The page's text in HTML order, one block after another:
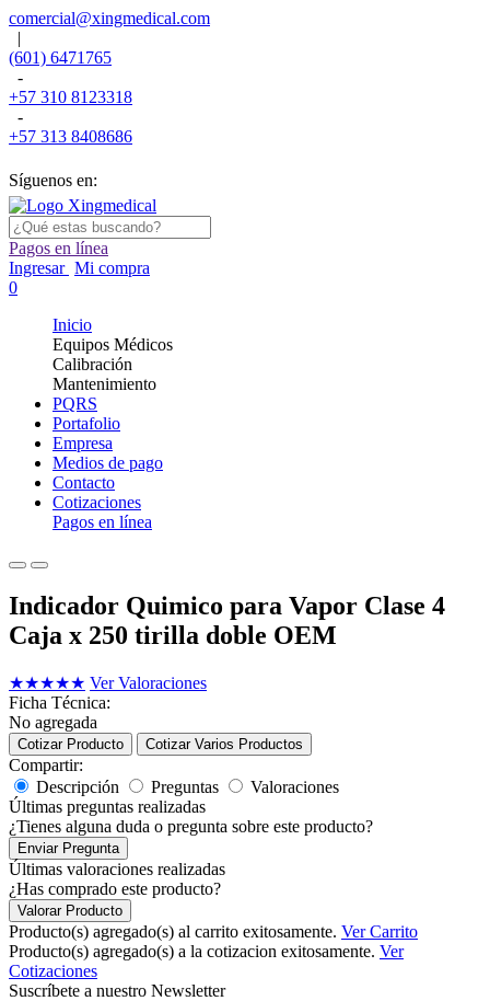
comercial@xingmedical.com
|
(601) 6471765
-
+57 310 8123318
-
+57 313 8408686
Síguenos en:
Pagos en línea
Ingresar Mi compra
0
Inicio
Equipos Médicos
Calibración
Mantenimiento
PQRS
Portafolio
Empresa
Medios de pago
Contacto
Cotizaciones
Pagos en línea
Indicador Quimico para Vapor Clase 4
Caja x 250 tirilla doble OEM
★★★★★ Ver Valoraciones
Ficha Técnica:
No agregada
Cotizar Producto Cotizar Varios Productos
Compartir:
Descripción
Preguntas
Valoraciones
Últimas preguntas realizadas
¿Tienes alguna duda o pregunta sobre este producto?
Enviar Pregunta
Últimas valoraciones realizadas
¿Has comprado este producto?
Valorar Producto
Producto(s) agregado(s) al carrito exitosamente. Ver Carrito
Producto(s) agregado(s) a la cotizacion exitosamente. Ver
Cotizaciones
Suscríbete a nuestro Newsletter